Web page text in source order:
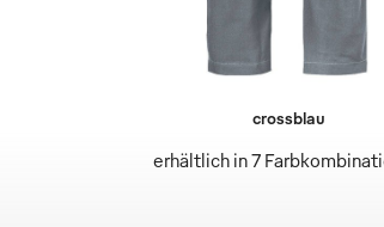
erhältlich in 7
crossblau